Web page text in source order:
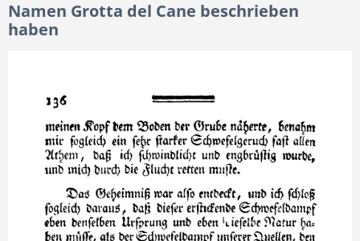
Namen Grotta del Cane beschrieben
haben